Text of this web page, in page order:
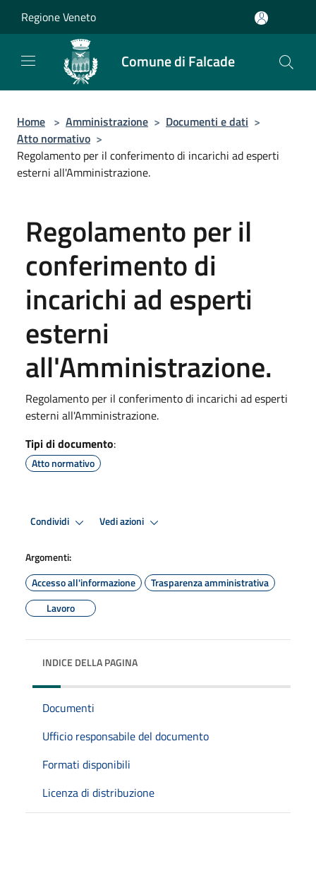
Regione Veneto
Comune di Falcade
Home > Amministrazione > Documenti e dati >
Atto normativo >
Regolamento per il conferimento di incarichi ad esperti
esterni all'Amministrazione.
Regolamento per il
conferimento di
incarichi ad esperti
esterni
all'Amministrazione.
Regolamento per il conferimento di incarichi ad esperti
esterni all'Amministrazione.
Tipi di documento:
Atto normativo
Condividi Vedi azioni
Argomenti:
Accesso all'informazione
Trasparenza amministrativa
Lavoro
INDICE DELLA PAGINA
Documenti
Ufficio responsabile del documento
Formati disponibili
Licenza di distribuzione